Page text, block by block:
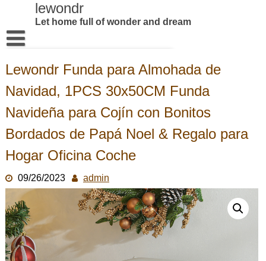
lewondr
Let home full of wonder and dream
About US
Contact us
Lewondr Funda para Almohada de
Navidad, 1PCS 30x50CM Funda
Navideña para Cojín con Bonitos
Bordados de Papá Noel & Regalo para
Hogar Oficina Coche
09/26/2023 admin